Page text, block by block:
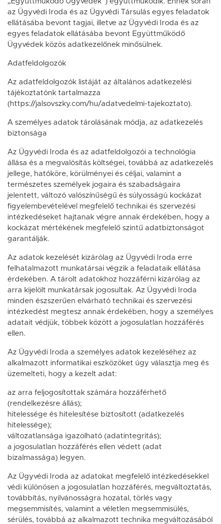
az Ügyvédi Iroda és az Ügyvédi Társulás egyes feladatok
ellátásába bevont tagjai, illetve az Ügyvédi Iroda és az
egyes feladatok ellátásába bevont Együttműködő
Ügyvédek közös adatkezelőnek minősülnek.
Adatfeldolgozók
Az adatfeldolgozók listáját az általános adatkezelési
tájékoztatónk tartalmazza
(https://jalsovszky.com/hu/adatvedelmi-tajekoztato).
A személyes adatok tárolásának módja, az adatkezelés
biztonsága
Az Ügyvédi Iroda és az adatfeldolgozói a technológia
állása és a megvalósítás költségei, továbbá az adatkezelés
jellege, hatóköre, körülményei és céljai, valamint a
természetes személyek jogaira és szabadságaira
jelentett, változó valószínűségű és súlyosságú kockázat
figyelembevételével megfelelő technikai és szervezési
intézkedéseket hajtanak végre annak érdekében, hogy a
kockázat mértékének megfelelő szintű adatbiztonságot
garantálják.
Az adatok kezelését kizárólag az Ügyvédi Iroda erre
felhatalmazott munkatársai végzik a feladataik ellátása
érdekében. A tárolt adatokhoz hozzáférni kizárólag az
arra kijelölt munkatársak jogosultak. Az Ügyvédi Iroda
minden észszerűen elvárható technikai és szervezési
intézkedést megtesz annak érdekében, hogy a személyes
adatait védjük, többek között a jogosulatlan hozzáférés
ellen.
Az Ügyvédi Iroda a személyes adatok kezeléséhez az
alkalmazott informatikai eszközöket úgy választja meg és
üzemelteti, hogy a kezelt adat:
az arra feljogosítottak számára hozzáférhető
(rendelkezésre állás);
hitelessége és hitelesítése biztosított (adatkezelés
hitelessége);
változatlansága igazolható (adatintegritás);
a jogosulatlan hozzáférés ellen védett (adat
bizalmassága) legyen.
Az Ügyvédi Iroda az adatokat megfelelő intézkedésekkel
védi különösen a jogosulatlan hozzáférés, megváltoztatás,
továbbítás, nyilvánosságra hozatal, törlés vagy
megsemmisítés, valamint a véletlen megsemmisülés,
sérülés, továbbá az alkalmazott technika megváltozásából